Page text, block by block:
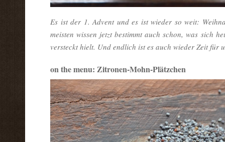
Es ist der 1. Advent und es ist wieder so weit:
meisten wissen jetzt bestimmt auch schon, was sich
versteckt hielt. Und endlich ist es auch wieder Zeit für
on the menu: Zitronen-Mohn-Plätzchen